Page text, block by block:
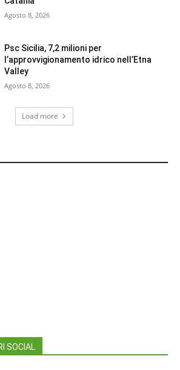
Agosto 8, 2026
Psc Sicilia, 7,2 milioni per
l’approvvigionamento idrico nell’Etna
Valley
Agosto 8, 2026
Load more
SOCIAL